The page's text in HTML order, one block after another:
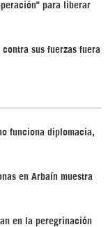
para liberar
contra sus fuerzas fuera
funciona diplomacia,
en Arbaín muestra
en la peregrinación